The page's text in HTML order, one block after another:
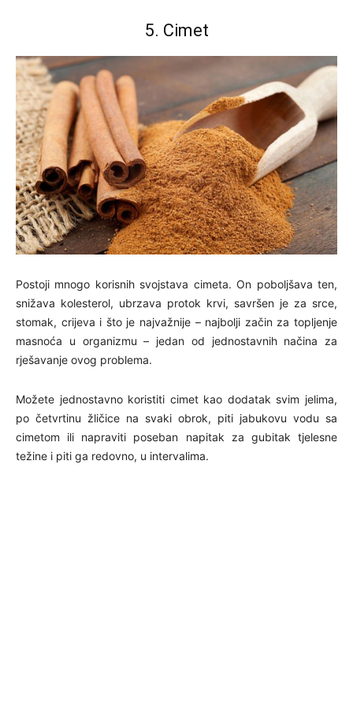
5. Cimet
Postoji mnogo korisnih svojstava cimeta. On poboljšava ten,
snižava kolesterol, ubrzava protok krvi, savršen je za srce,
stomak, crijeva i što je najvažnije – najbolji začin za topljenje
masnoća u organizmu – jedan od jednostavnih načina za
rješavanje ovog problema.
Možete jednostavno koristiti cimet kao dodatak svim jelima,
po četvrtinu žličice na svaki obrok, piti jabukovu vodu sa
cimetom ili napraviti poseban napitak za gubitak tjelesne
težine i piti ga redovno, u intervalima.